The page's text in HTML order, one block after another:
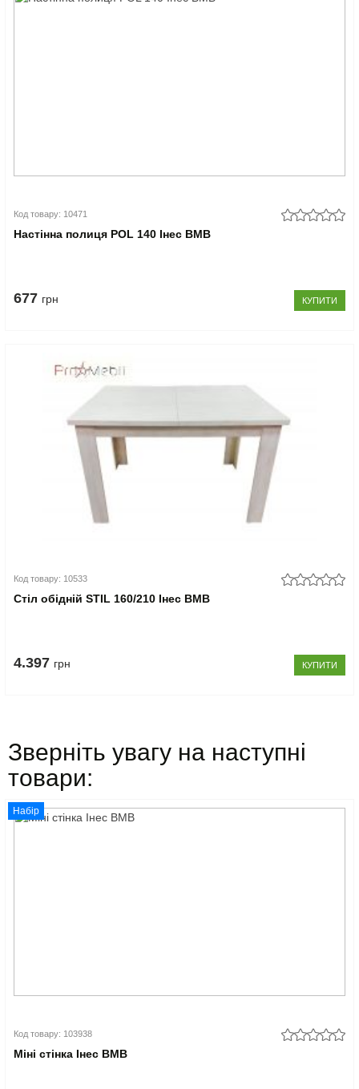
Код товару: 10471
Настінна полиця POL 140 Інес ВМВ
677 грн КУПИТИ
Код товару: 10533
Стіл обідній STIL 160/210 Інес ВМВ
4.397 грн КУПИТИ
Зверніть увагу на наступні
товари:
Набір
Код товару: 103938
Міні стінка Інес ВМВ